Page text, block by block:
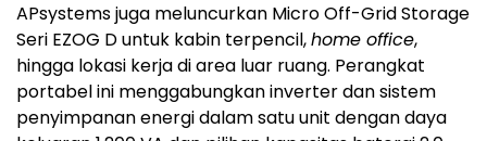
APsystems juga meluncurkan Micro Off-Grid Storage
Seri EZOG D untuk kabin terpencil,home office,
hingga lokasi kerja di area luar ruang. Perangkat
portabel ini menggabungkan inverter dan sistem
penyimpanan energi dalam satu unit dengan daya